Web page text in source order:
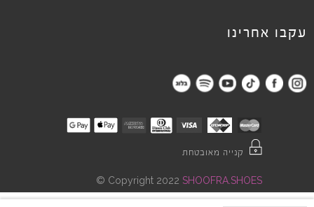
עקבו אחרינו
קנייה מאובטחת
Copyright 2022 SHOOFRA.SHOES
©